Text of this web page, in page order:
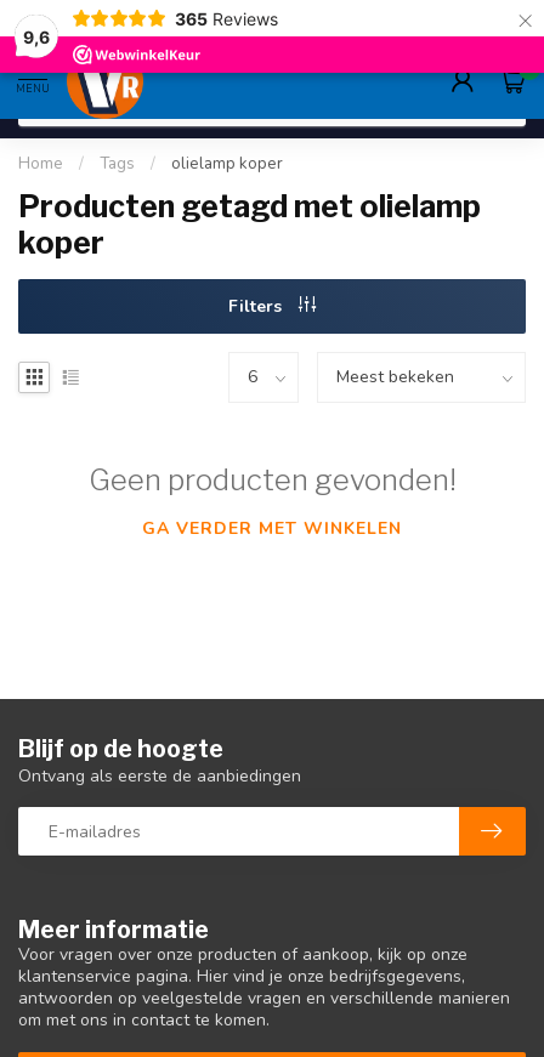
9,6
365 Reviews ×
deskundig adviessinds 1948 ruim
MENU
0
Home / Tags / olielamp koper
Producten getagd met olielamp
koper
Filters
Geen producten gevonden!
GA VERDER MET WINKELEN
Meer informatie
Voor vragen over onze producten of aankoop, kijk op onze
klantenservice pagina. Hier vind je onze bedrijfsgegevens,
antwoorden op veelgestelde vragen en verschillende manieren
om met ons in contact te komen.
Blijf op de hoogte
Ontvang als eerste de aanbiedingen